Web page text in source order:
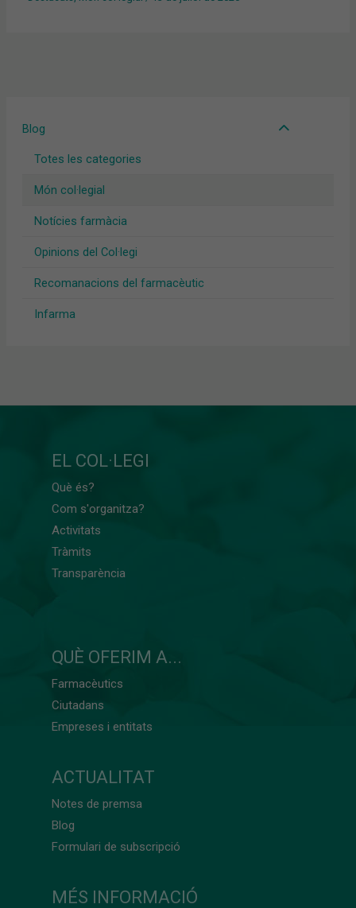
Blog
Totes les categories
Món col·legial
Notícies farmàcia
Opinions del Col·legi
Recomanacions del farmacèutic
Infarma
EL COL·LEGI
Què és?
Com s'organitza?
Activitats
Tràmits
Transparència
QUÈ OFERIM A...
Farmacèutics
Ciutadans
Empreses i entitats
ACTUALITAT
Notes de premsa
Blog
Formulari de subscripció
MÉS INFORMACIÓ